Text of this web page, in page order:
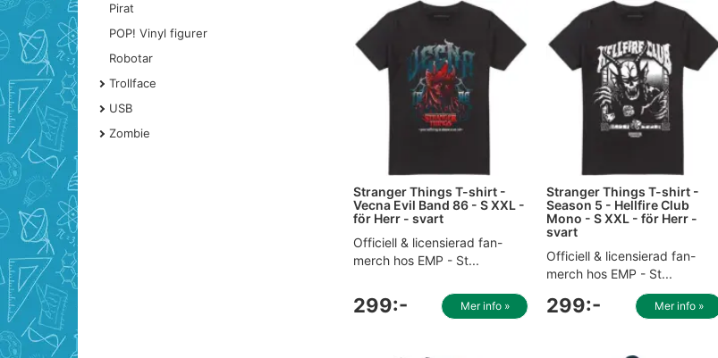
Pirat
POP! Vinyl figurer
Robotar
Trollface
USB
Zombie
Stranger Things T-shirt -
Vecna Evil Band 86 - S XXL -
för Herr - svart
Officiell & licensierad fan-
merch hos EMP - St...
299:- Mer info »
Stranger Things T-shirt -
Season 5 - Hellfire Club
Mono - S XXL - för Herr -
svart
Officiell & licensierad fan-
merch hos EMP - St...
299:- Mer info »